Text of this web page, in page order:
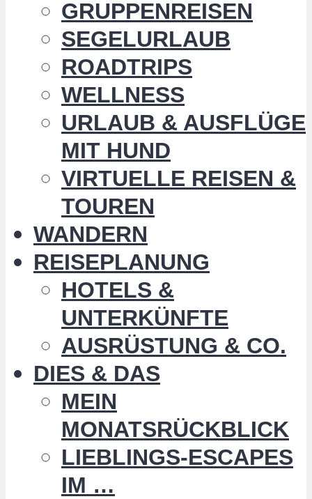
GRUPPENREISEN
SEGELURLAUB
ROADTRIPS
WELLNESS
URLAUB & AUSFLÜGE
MIT HUND
VIRTUELLE REISEN &
TOUREN
WANDERN
REISEPLANUNG
HOTELS &
UNTERKÜNFTE
AUSRÜSTUNG & CO.
DIES & DAS
MEIN
MONATSRÜCKBLICK
LIEBLINGS-ESCAPES
IM …